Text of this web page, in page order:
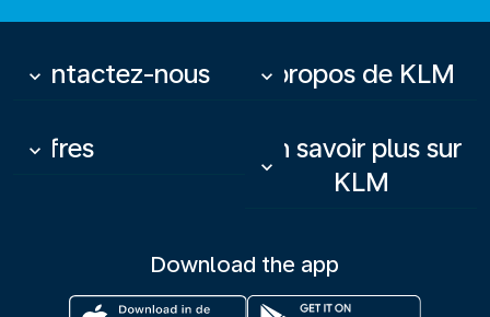
Contactez-nous
keyboard_arrow_down À propos de KLM
keyboard_arrow_down
Offres
keyboard_arrow_down
En savoir plus sur
KLM
keyboard_arrow_down
Download the app